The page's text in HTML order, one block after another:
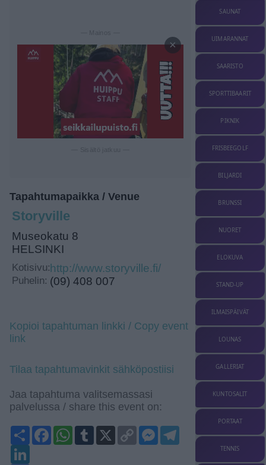
— Mainos —
×
Tapahtumapaikka / Venue
Storyville
Museokatu 8
HELSINKI
Kotisivu:http://www.storyville.fi/
Puhelin: (09) 408 007
Kopioi tapahtuman linkki / Copy event
link
Tilaa tapahtumavinkit sähköpostiisi
Jaa tapahtuma valitsemassasi
palvelussa / share this event on:
ShareFacebookWhatsApp
Tumblr
X
Copy
Link
Messenger
SAUNAT
UIMARANNAT
SAARISTO
SPORTTIBAARIT
PIKNIK
FRISBEEGOLF
BILJARDI
BRUNSSI
NUORET
ELOKUVA
STAND-UP
ILMAISPÄIVÄT
LOUNAS
GALLERIAT
KUNTOSALIT
PORTAAT
TENNIS